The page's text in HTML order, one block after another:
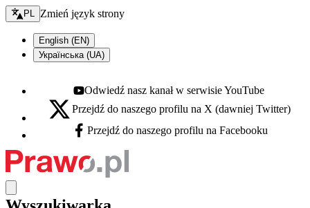
Zmień język - bieżący:
PL Zmień język strony
English (EN)
Українська (UA)
Youtube - otwiera się w nowej karcie
Odwiedź nasz kanał w serwisie YouTube
X - otwiera się w nowej karcie
Przejdź do naszego profilu na X (dawniej Twitter)
Facebook - otwiera się w nowej karcie
Przejdź do naszego profilu na Facebooku